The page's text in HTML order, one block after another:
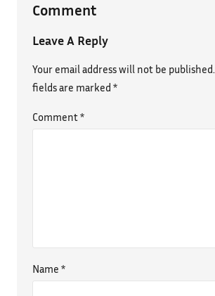
Comment
Leave A Reply
Your email address will not be published.
fields are marked *
Comment*
Name *